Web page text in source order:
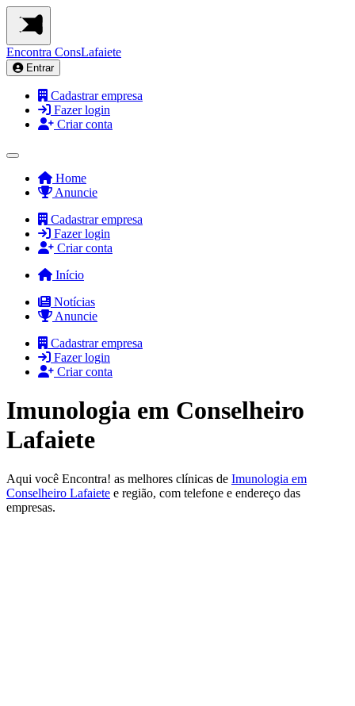
Encontra ConsLafaiete
Entrar
Cadastrar empresa
Fazer login
Criar conta
Home
Anuncie
Cadastrar empresa
Fazer login
Criar conta
Início
Notícias
Anuncie
Cadastrar empresa
Fazer login
Criar conta
Imunologia em Conselheiro
Lafaiete
Aqui você Encontra! as melhores clínicas de Imunologia em
Conselheiro Lafaiete e região, com telefone e endereço das
empresas.